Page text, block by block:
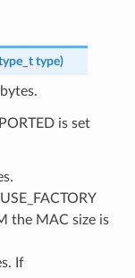
type)
is set
the MAC size is
If